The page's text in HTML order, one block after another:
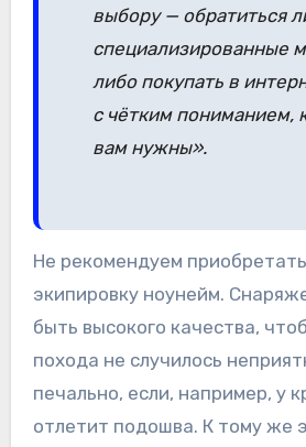
выбору — обратиться
специализированные
либо покупать в
с чётким пониманием,
вам нужны».
Не рекомендуем приобретать туристическую
экипировку ноунейм.
быть высокого качества,
похода не случилось
печально, если, например, у
отлетит подошва. К тому же